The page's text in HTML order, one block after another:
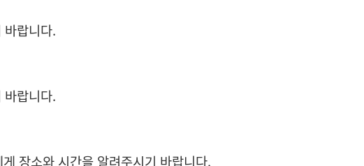
랍니다.
랍니다.
장소와 시간을 알려주시기 바랍니다.